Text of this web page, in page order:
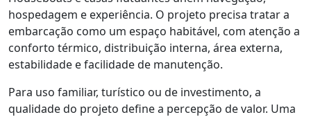
hospedagem e experiência. O projeto precisa tratar a
embarcação como um espaço habitável, com atenção a
conforto térmico, distribuição interna, área externa,
estabilidade e facilidade de manutenção.
Para uso familiar, turístico ou de investimento, a
qualidade do projeto define a percepção de valor. Uma